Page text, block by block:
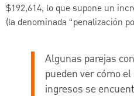
$192,614, lo que supone un
(la denominada “penalización
Algunas parejas
pueden ver cómo
ingresos se